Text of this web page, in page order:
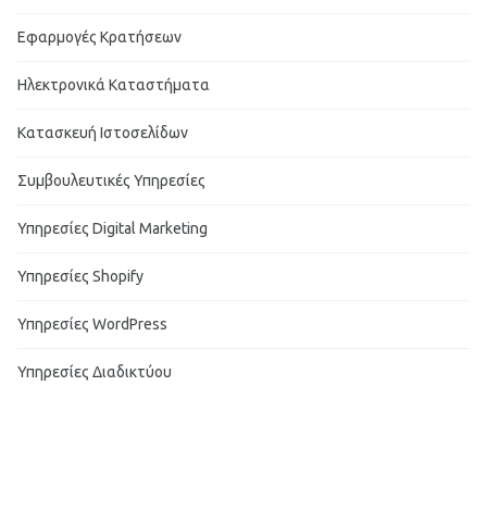
Εφαρμογές Κρατήσεων
Ηλεκτρονικά Καταστήματα
Κατασκευή Ιστοσελίδων
Συμβουλευτικές Υπηρεσίες
Υπηρεσίες Digital Marketing
Υπηρεσίες Shopify
Υπηρεσίες WordPress
Υπηρεσίες Διαδικτύου